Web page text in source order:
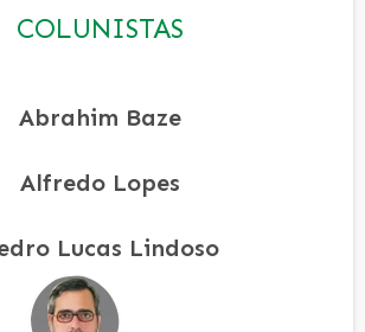
COLUNISTAS
Abrahim Baze
Alfredo Lopes
Lucas Lindoso